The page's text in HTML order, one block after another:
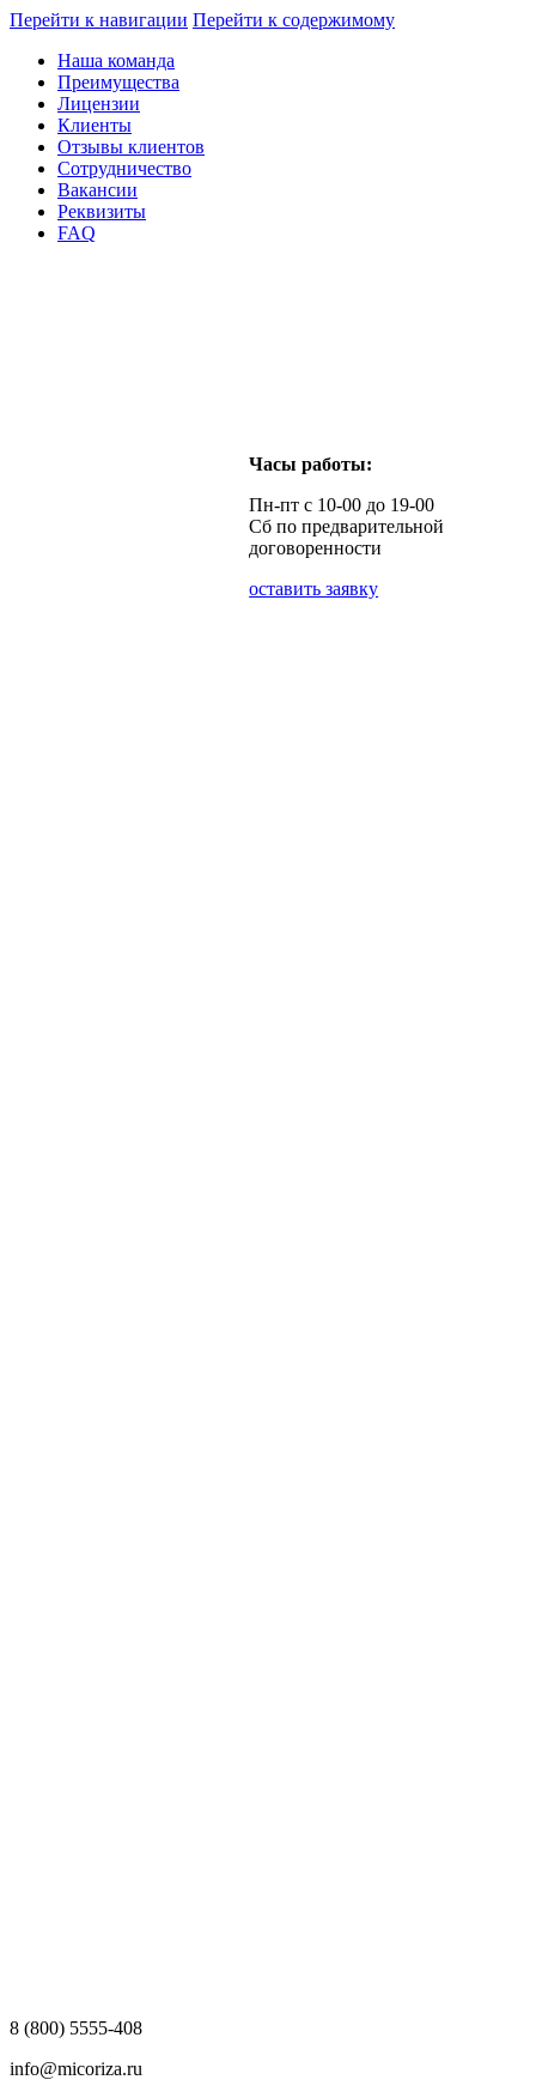
Перейти к навигации Перейти к содержимому
Наша команда
Преимущества
Лицензии
Клиенты
Отзывы клиентов
Сотрудничество
Вакансии
Реквизиты
FAQ
Часы работы:
Пн-пт с 10-00 до 19-00
Сб по предварительной
договоренности
оставить заявку
8 (800) 5555-408
info@micoriza.ru